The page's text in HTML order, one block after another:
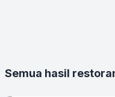
Semua hasil